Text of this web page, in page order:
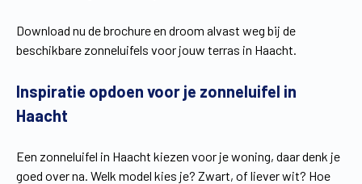
Download nu de brochure en droom alvast weg bij de
beschikbare zonneluifels voor jouw terras in Haacht.
Inspiratie opdoen voor je zonneluifel in
Haacht
Een zonneluifel in Haacht kiezen voor je woning, daar denk je
goed over na. Welk model kies je? Zwart, of liever wit? Hoe